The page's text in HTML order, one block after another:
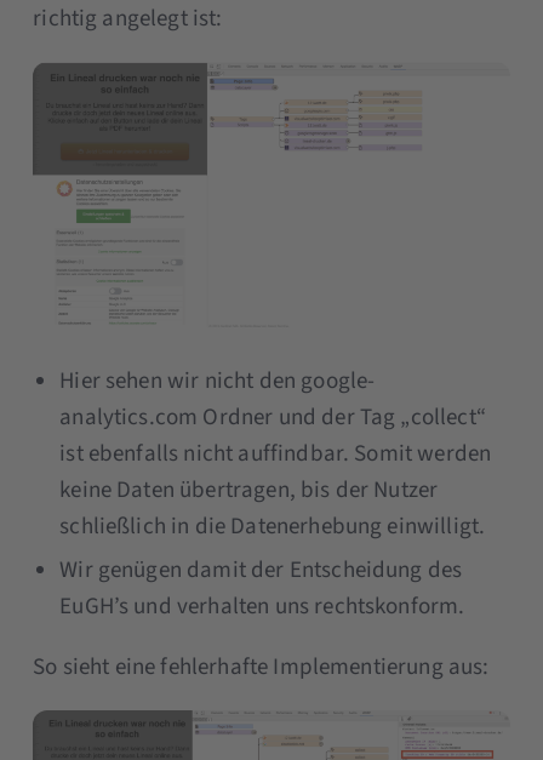
richtig angelegt ist:
Hier sehen wir nicht den google-
analytics.com Ordner und der Tag „collect“
ist ebenfalls nicht auffindbar. Somit werden
keine Daten übertragen, bis der Nutzer
schließlich in die Datenerhebung einwilligt.
Wir genügen damit der Entscheidung des
EuGH’s und verhalten uns rechtskonform.
So sieht eine fehlerhafte Implementierung aus: